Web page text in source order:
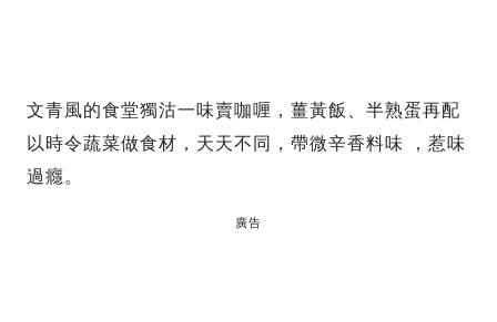
文青風的食堂獨沽一味賣咖喱，薑黃飯、半熟蛋再配
以時令蔬菜做食材，天天不同，帶微辛香料味 ，惹味
過癮。
廣告